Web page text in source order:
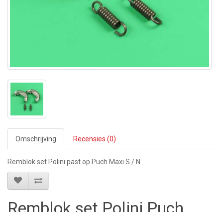
Omschrijving Recensies (0)
Remblok set Polini past op Puch Maxi S / N